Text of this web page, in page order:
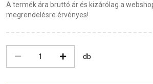
A termék ára bruttó ár és kizárólag a
megrendelésre érvényes!
db